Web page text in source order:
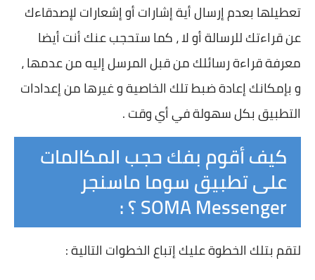
تعطيلها بعدم إرسال أية إشارات أو إشعارات لإصدقاءك
عن قراءتك للرسالة أو لا ، كما ستحجب عنك أنت أيضا
معرفة قراءة رسائلك من قبل المرسل إليه من عدمها ،
و بإمكانك إعادة ضبط تلك الخاصية و غيرها من إعدادات
التطبيق بكل سهولة في أي وقت .
كيف أقوم بفك حجب المكالمات
على تطبيق سوما ماسنجر
SOMA Messenger ؟ :
لتقم بتلك الخطوة عليك إتباع الخطوات التالية :